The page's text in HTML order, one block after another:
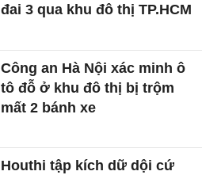
đai 3 qua khu đô thị TP.HCM
Công an Hà Nội xác minh ô
tô đỗ ở khu đô thị bị trộm
mất 2 bánh xe
Houthi tập kích dữ dội cứ